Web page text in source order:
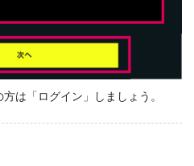
は「ログイン」しましょう。